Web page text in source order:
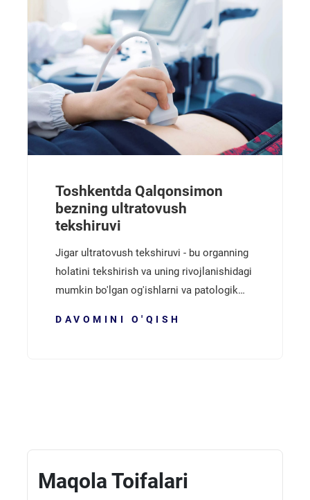
Maqola Toifalari
Toshkentda Qalqonsimon
bezning ultratovush
tekshiruvi
Jigar ultratovush tekshiruvi - bu organning
holatini tekshirish va uning rivojlanishidagi
mumkin bo'lgan og'ishlarni va patologik…
DAVOMINI O'QISH